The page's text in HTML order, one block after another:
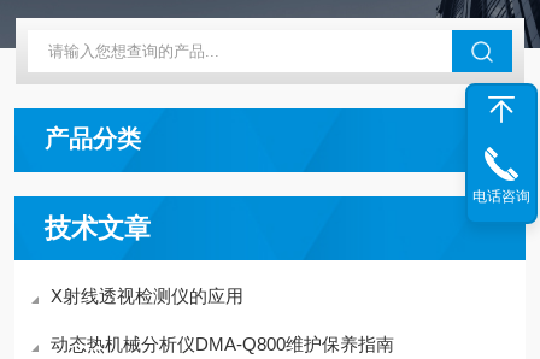
产品分类
技术文章
X射线透视检测仪的应用
动态热机械分析仪DMA-Q800维护保养指南
电话咨询